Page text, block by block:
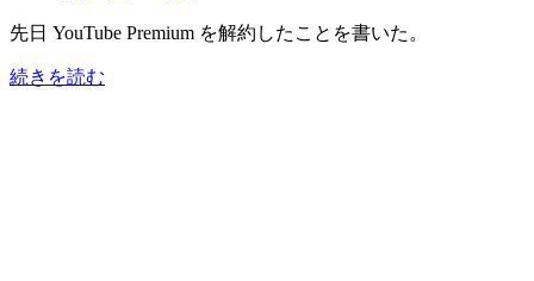
先日 YouTube Premium を解約したことを書いた。
続きを読む